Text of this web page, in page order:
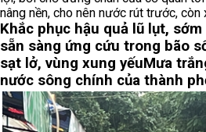
nâng nền, cho nên nước rút trước,
Khắc phục hậu quả lũ lụt,
sẵn sàng ứng cứu trong bão
sạt lở, vùng xung yếuMưa
nước sông chính của thành